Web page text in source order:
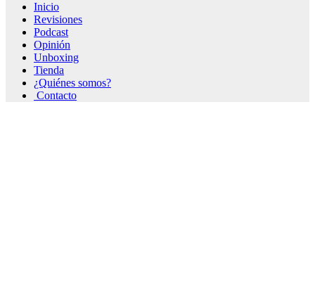
Inicio
Revisiones
Podcast
Opinión
Unboxing
Tienda
¿Quiénes somos?
Contacto